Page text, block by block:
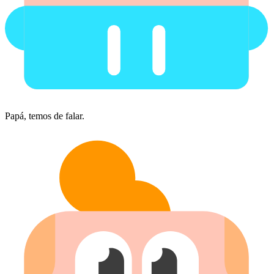
Papá, temos de falar.